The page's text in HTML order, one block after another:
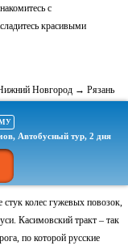
с
красивыми
Новгород → Рязань
Автобусный тур, 2 дня
колес гужевых повозок,
Касимовский тракт – так
по которой русские